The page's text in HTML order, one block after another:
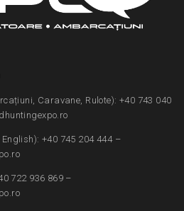
Caravane, Rulote): +40 743 040
+40 745 204 444 –
722 936 869 –